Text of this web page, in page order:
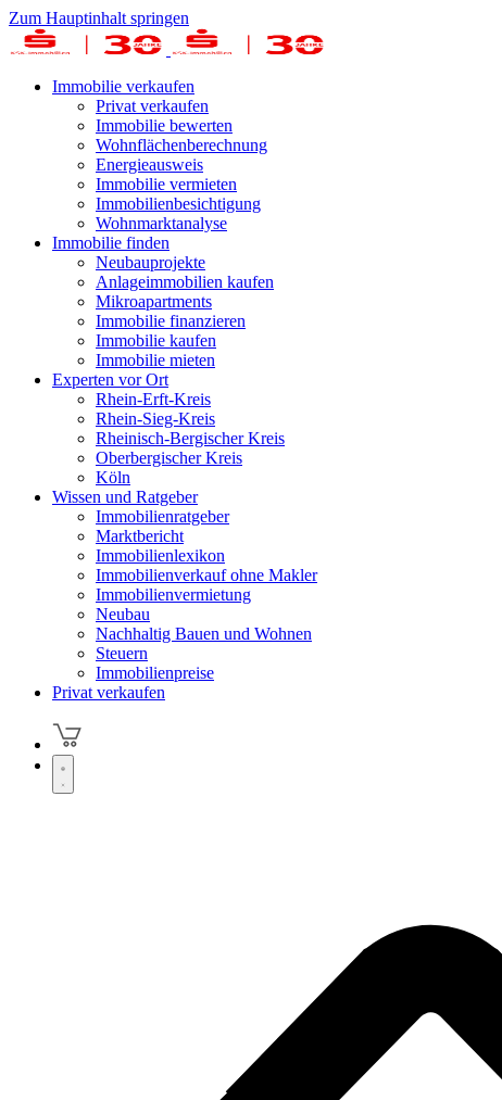
Zum Hauptinhalt springen
Immobilie verkaufen
Privat verkaufen
Immobilie bewerten
Wohnflächenberechnung
Energieausweis
Immobilie vermieten
Immobilienbesichtigung
Wohnmarktanalyse
Immobilie finden
Neubauprojekte
Anlageimmobilien kaufen
Mikroapartments
Immobilie finanzieren
Immobilie kaufen
Immobilie mieten
Experten vor Ort
Rhein-Erft-Kreis
Rhein-Sieg-Kreis
Rheinisch-Bergischer Kreis
Oberbergischer Kreis
Köln
Wissen und Ratgeber
Immobilienratgeber
Marktbericht
Immobilienlexikon
Immobilienverkauf ohne Makler
Immobilienvermietung
Neubau
Nachhaltig Bauen und Wohnen
Steuern
Immobilienpreise
Privat verkaufen